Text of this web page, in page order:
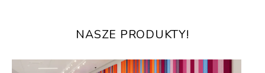
NASZE PRODUKTY!